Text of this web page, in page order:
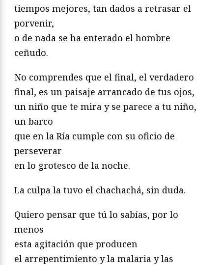
tiempos mejores, tan dados a retrasar el
porvenir,
o de nada se ha enterado el hombre
ceñudo.
No comprendes que el final, el verdadero
final, es un paisaje arrancado de tus ojos,
un niño que te mira y se parece a tu niño,
un barco
que en la Ría cumple con su oficio de
perseverar
en lo grotesco de la noche.
La culpa la tuvo el chachachá, sin duda.
Quiero pensar que tú lo sabías, por lo
menos
esta agitación que producen
el arrepentimiento y la malaria y las